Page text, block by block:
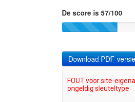
De score is 57/100
Download PDF-